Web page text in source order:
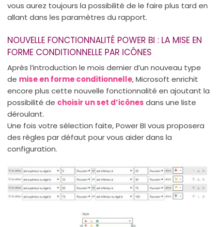
vous aurez toujours la possibilité de le faire plus tard en
allant dans les paramètres du rapport.
NOUVELLE FONCTIONNALITÉ POWER BI : LA MISE EN
FORME CONDITIONNELLE PAR ICÔNES
Après l’introduction le mois dernier d’un nouveau type
de mise en forme conditionnelle, Microsoft enrichit
encore plus cette nouvelle fonctionnalité en ajoutant la
possibilité de choisir un set d’icônes dans une liste
déroulant.
Une fois votre sélection faite, Power BI vous proposera
des règles par défaut pour vous aider dans la
configuration.